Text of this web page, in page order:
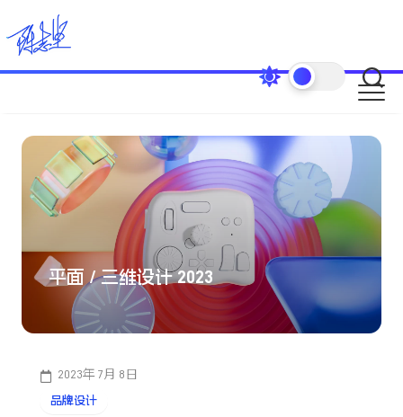
content
平面 / 三维设计 2023
2023年 7月 8日
品牌设计